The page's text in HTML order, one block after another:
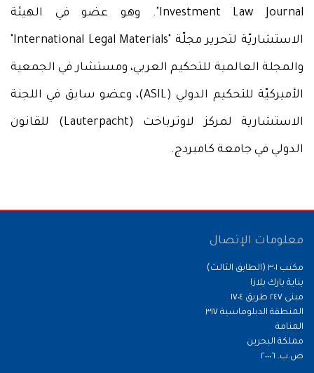
Investment Law Journal". وهو عضو في الهيئة
والمجلة العالمية للتحكيم العربي، ومستشار في الجمعية
الأميركيّة للتحكيم الدولي (ASIL)، وعضو سابق في اللجنة
الاستشارية لمركز لاوترباخت (Lauterpacht) للقانون
الدولي في جامعة كامبردج.
معلومات الإتصال
مكتب ٣٠١ (الطابق الثالث)
بناية بارك بلازا
مبنى ٢٤٧ طريق ١٧٠٤
المنطقة الدبلوماسية ٣١٧
المنامة
مملكة البحرين
ص.ب. ٢٠٠٠٦